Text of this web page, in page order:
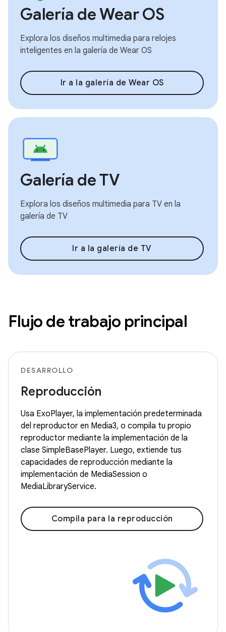
Galería de Wear OS
Explora los diseños multimedia para relojes
inteligentes en la galería de Wear OS
Ir a la galería de Wear OS
Galería de TV
Explora los diseños multimedia para TV en la
galería de TV
Ir a la galería de TV
Flujo de trabajo principal
DESARROLLO
Reproducción
Usa ExoPlayer, la implementación predeterminada
del reproductor en Media3, o compila tu propio
reproductor mediante la implementación de la
clase SimpleBasePlayer. Luego, extiende tus
capacidades de reproducción mediante la
implementación de MediaSession o
MediaLibraryService.
Compila para la reproducción